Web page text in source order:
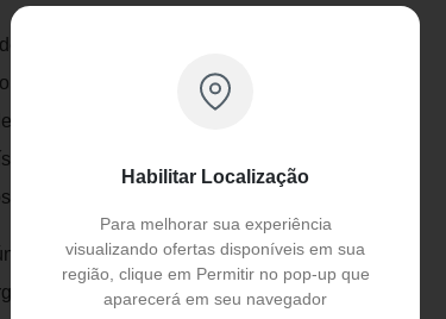
Habilitar Localização
Para melhorar sua experiência
visualizando ofertas disponíveis em sua
região, clique em Permitir no pop-up que
aparecerá em seu navegador
vitaminas e nutrientes naturais
no ganho de energia, para
peso. Sempre com uma
o BurnFlex vem no auxilio da
e exclusiva fazem com que o
para dar vigor e força,